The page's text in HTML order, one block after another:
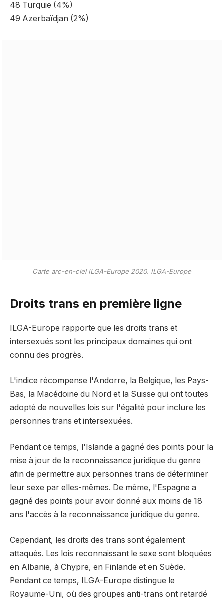
48 Turquie (4%)
49 Azerbaïdjan (2%)
Carte arc-en-ciel ILGA-Europe 2020. ILGA-Europe
Droits trans en première ligne
ILGA-Europe rapporte que les droits trans et
intersexués sont les principaux domaines qui ont
connu des progrès.
L'indice récompense l'Andorre, la Belgique, les Pays-
Bas, la Macédoine du Nord et la Suisse qui ont toutes
adopté de nouvelles lois sur l'égalité pour inclure les
personnes trans et intersexuées.
Pendant ce temps, l'Islande a gagné des points pour la
mise à jour de la reconnaissance juridique du genre
afin de permettre aux personnes trans de déterminer
leur sexe par elles-mêmes. De même, l'Espagne a
gagné des points pour avoir donné aux moins de 18
ans l'accès à la reconnaissance juridique du genre.
Cependant, les droits des trans sont également
attaqués. Les lois reconnaissant le sexe sont bloquées
en Albanie, à Chypre, en Finlande et en Suède.
Pendant ce temps, ILGA-Europe distingue le
Royaume-Uni, où des groupes anti-trans ont retardé